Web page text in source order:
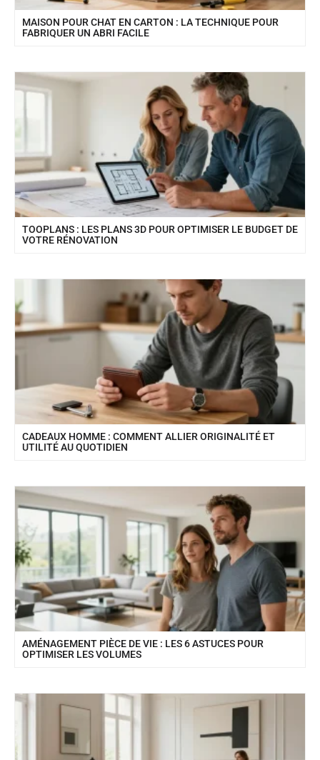
MAISON POUR CHAT EN CARTON : LA TECHNIQUE POUR
FABRIQUER UN ABRI FACILE
TOOPLANS : LES PLANS 3D POUR OPTIMISER LE BUDGET DE
VOTRE RÉNOVATION
CADEAUX HOMME : COMMENT ALLIER ORIGINALITÉ ET
UTILITÉ AU QUOTIDIEN
AMÉNAGEMENT PIÈCE DE VIE : LES 6 ASTUCES POUR
OPTIMISER LES VOLUMES